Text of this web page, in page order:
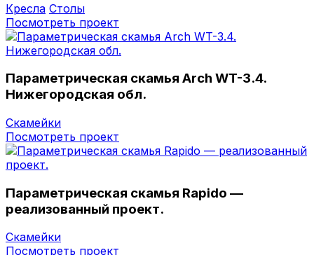
Кресла Столы
Посмотреть проект
Параметрическая скамья Arch WT-3.4.
Нижегородская обл.
Скамейки
Посмотреть проект
Параметрическая скамья Rapido —
реализованный проект.
Скамейки
Посмотреть проект